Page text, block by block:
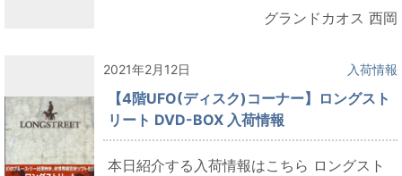
グランドカオス 西岡
2021年2月12日 入荷情報
【4階UFO(ディスク)コーナー】ロングスト
リート DVD-BOX 入荷情報
本日紹介する入荷情報はこちら ロングスト